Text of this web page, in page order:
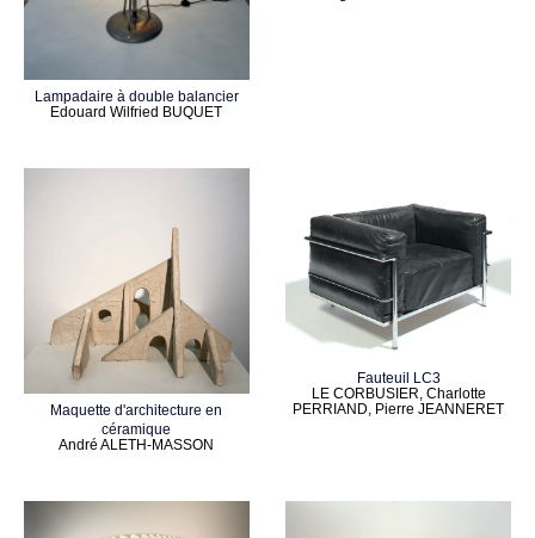
Lampadaire à double balancier
Edouard Wilfried BUQUET
Maquette d'architecture en
céramique
André ALETH-MASSON
Fauteuil LC3
LE CORBUSIER, Charlotte
PERRIAND, Pierre JEANNERET